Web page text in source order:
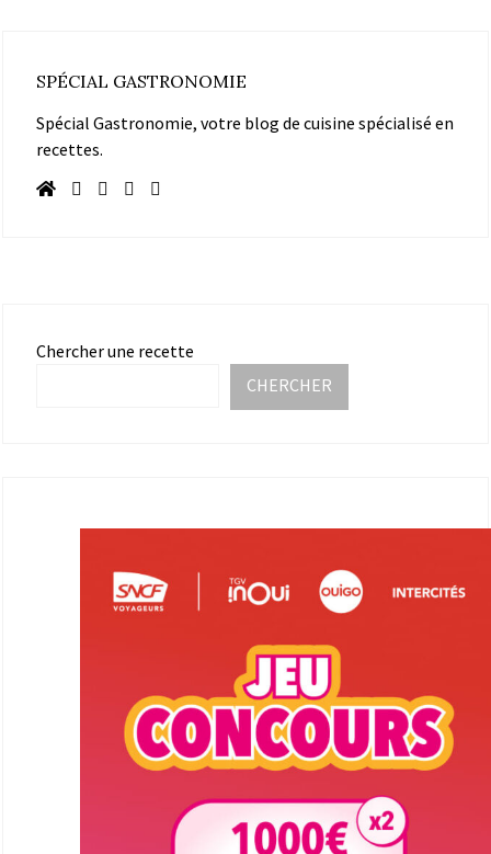
SPÉCIAL GASTRONOMIE
Spécial Gastronomie, votre blog de cuisine spécialisé en
recettes.
Chercher une recette
CHERCHER